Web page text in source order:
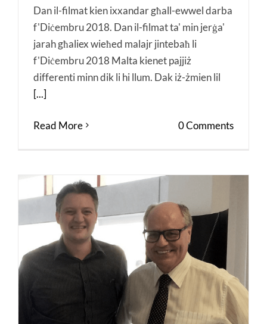
Dan il-filmat kien ixxandar għall-ewwel darba
f'Diċembru 2018. Dan il-filmat ta' min jerġa'
jarah għaliex wieħed malajr jintebaħ li
f'Diċembru 2018 Malta kienet pajjiż
differenti minn dik li hi llum. Dak iż-żmien lil
[...]
Read More 0 Comments